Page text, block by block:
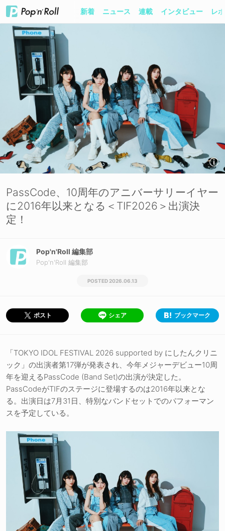
新着 ニュース 連載 インタビュー レ
PassCode、10周年のアニバーサリーイヤー
に2016年以来となる＜TIF2026＞出演決
定！
Pop'n'Roll 編集部
Pop'n'Roll 編集部
2026.06.13
ポスト シェア ブックマーク
「TOKYO IDOL FESTIVAL 2026 supported by にしたんクリニ
ック」の出演者第17弾が発表され、今年メジャーデビュー10周
年を迎えるPassCode (Band Set)の出演が決定した。
PassCodeがTIFのステージに登場するのは2016年以来とな
る。出演日は7月31日、特別なバンドセットでのパフォーマン
スを予定している。